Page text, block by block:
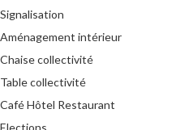
Signalisation
Aménagement intérieur
Chaise collectivité
Table collectivité
Café Hôtel Restaurant
Elections